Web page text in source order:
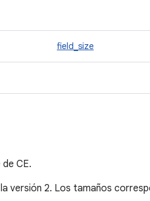
field_size
CE.
versión 2. Los tamaños